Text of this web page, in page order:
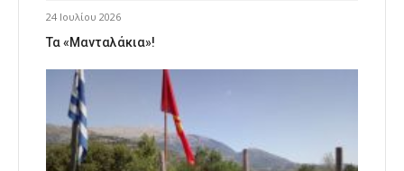
24 Ιουλίου 2026
Τα «Μανταλάκια»!